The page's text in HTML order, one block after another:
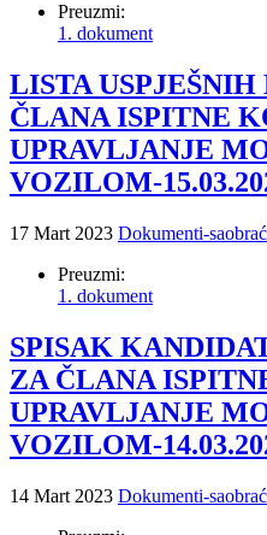
Preuzmi:
1. dokument
LISTA
ČLANA ISPITNE
UPRAVLJANJE
VOZILOM-
17 Mart 2023 Dokumenti-
Preuzmi:
1. dokument
SPISAK
ZA ČLANA
UPRAVLJANJE
VOZILOM-
14 Mart 2023 Dokumenti-